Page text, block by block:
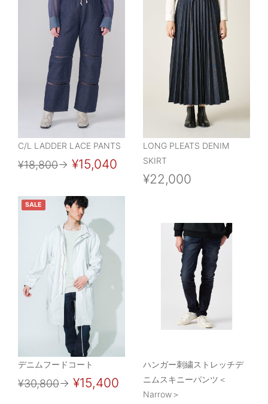
C/L LADDER LACE PANTS
¥18,800→ ¥15,040
LONG PLEATS DENIM
SKIRT
¥22,000
SALE
デニムフードコート
¥30,800→ ¥15,400
ハンガー刺繍ストレッチデ
ニムスキニーパンツ＜
Narrow＞